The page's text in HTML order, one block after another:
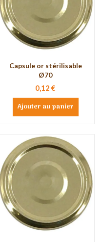
Capsule or stérilisable
Ø70
0,12 €
Ajouter au panier